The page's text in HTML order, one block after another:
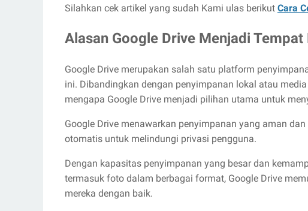
Silahkan cek artikel yang sudah Kami ulas berikut Cara
Alasan Google Drive Menjadi
Google Drive merupakan salah satu platform
ini. Dibandingkan dengan penyimpanan lokal atau
mengapa Google Drive menjadi pilihan utama untuk
Google Drive menawarkan penyimpanan yang aman
otomatis untuk melindungi privasi pengguna.
Dengan kapasitas penyimpanan yang besar dan
termasuk foto dalam berbagai format, Google Drive
mereka dengan baik.